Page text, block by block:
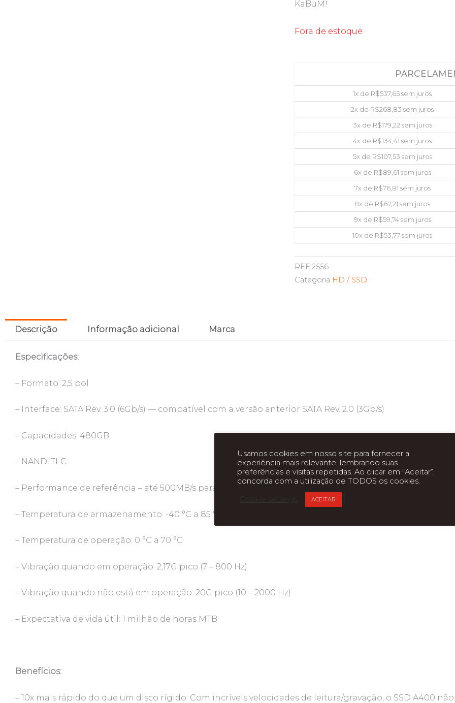
KaBuM!
Fora de estoque
1x de R$537,65sem juros
2x de R$268,83 sem juros
3x de R$179,22 sem juros
4x de R$134,41 sem juros
5x de R$107,53 sem juros
6x de R$89,61 sem juros
7x de R$76,81 sem juros
8x de R$67,21 sem juros
9x de R$59,74sem juros
10x de R$53,77sem juros
REF 2556
Categoria HD / SSD
Descrição Informação adicional Marca
Especificações:
– Formato: 2,5 pol
– Interface: SATA Rev. 3.0 (6Gb/s) — compatível com a versão anterior SATA Rev. 2.0 (3Gb/s)
– Capacidades: 480GB
– NAND: TLC
– Performance de referência – até 500MB/s para leitura e 450MB/s para gravação
– Temperatura de armazenamento: -40 °C a 85 °C
– Temperatura de operação: 0 °C a 70 °C
– Vibração quando em operação: 2,17G pico (7 – 800 Hz)
– Vibração quando não está em operação: 20G pico (10 – 2000 Hz)
– Expectativa de vida útil: 1 milhão de horas MTB
Benefícios:
– 10x mais rápido do que um disco rígido: Com incríveis velocidades de leitura/gravação, o SSD A400
Usamos cookies em nosso site para fornecer a
experiência mais relevante, lembrando suas
preferências e visitas repetidas. Ao clicar em “Aceitar”,
concorda com a utilização de TODOS os cookies.
ACEITAR